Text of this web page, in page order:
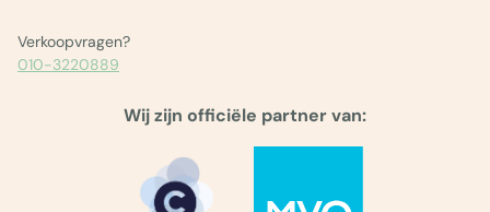
Verkoopvragen?
010-3220889
Wij zijn officiële partner van: